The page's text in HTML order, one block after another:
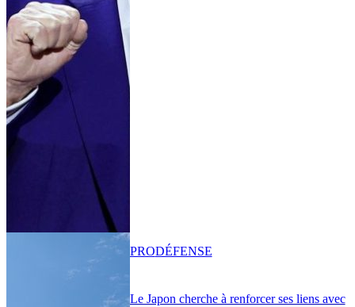
Le Japon cherche à renforcer ses liens avec
PRODÉFENSE